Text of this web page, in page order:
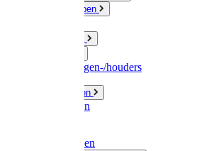
Waterpompen
Slangenwagen-/houders
Olie / Vetten
Chemicalien
Plasticzakken